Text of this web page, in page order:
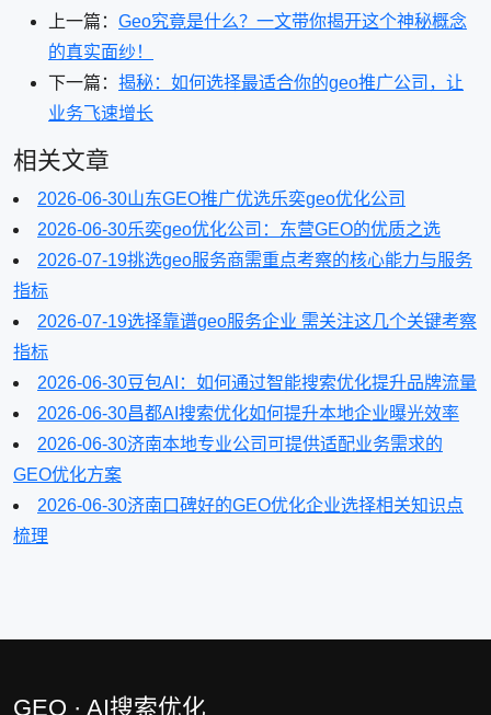
上一篇： Geo究竟是什么？一文带你揭开这个神秘概念
的真实面纱！
下一篇： 揭秘：如何选择最适合你的geo推广公司，让
业务飞速增长
相关文章
2026-06-30山东GEO推广优选乐奕geo优化公司
2026-06-30乐奕geo优化公司：东营GEO的优质之选
2026-07-19挑选geo服务商需重点考察的核心能力与服务
指标
2026-07-19选择靠谱geo服务企业 需关注这几个关键考察
指标
2026-06-30豆包AI：如何通过智能搜索优化提升品牌流量
2026-06-30昌都AI搜索优化如何提升本地企业曝光效率
2026-06-30济南本地专业公司可提供适配业务需求的
GEO优化方案
2026-06-30济南口碑好的GEO优化企业选择相关知识点
梳理
GEO · AI搜索优化